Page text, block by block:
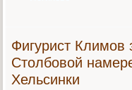
Фигурист Климов
Столбовой
Хельсинки